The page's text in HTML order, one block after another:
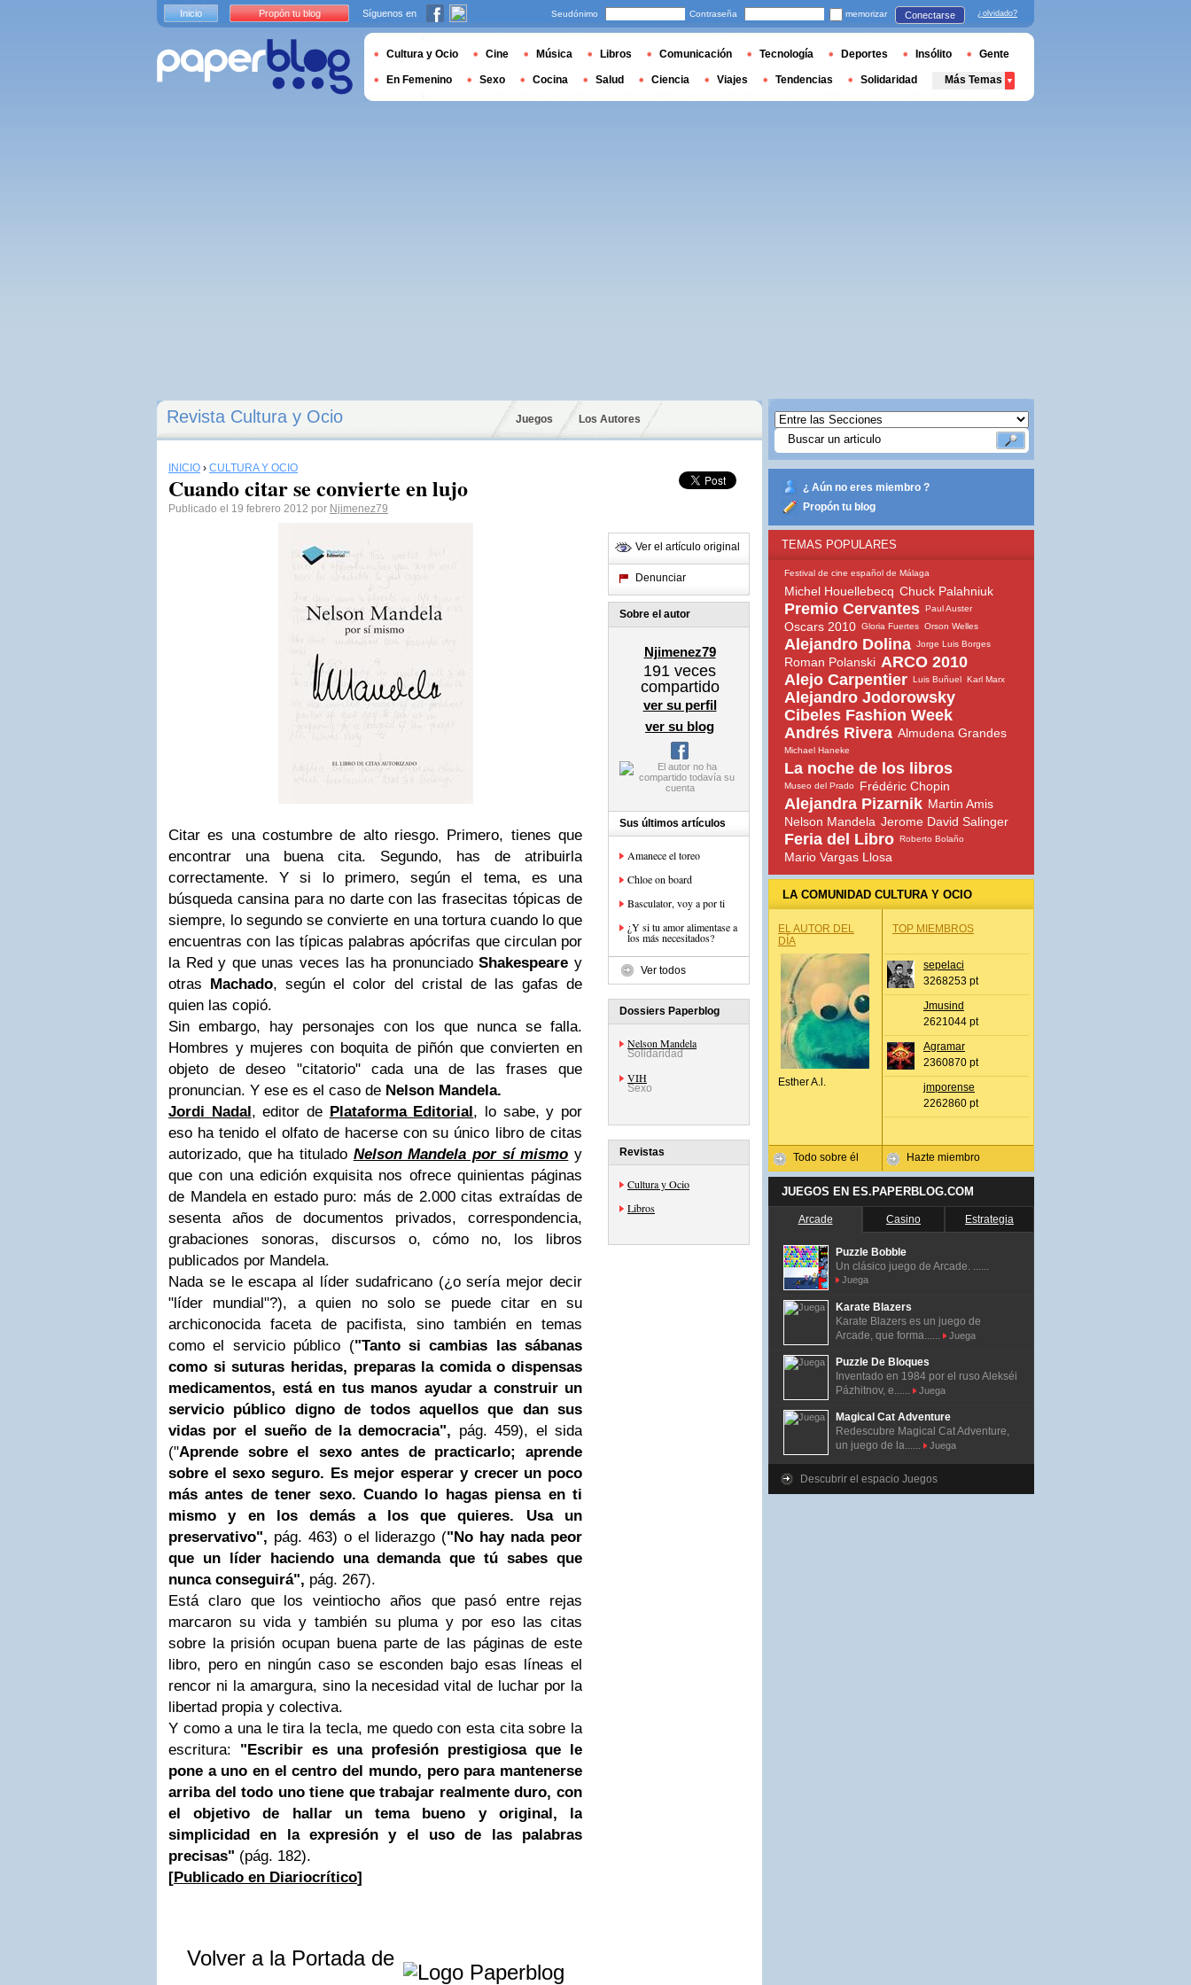
Revista Cultura y Ocio Juegos Los Autores
INICIO › CULTURA Y OCIO
Cuando citar se convierte en lujo
Publicado el 19 febrero 2012 por Njimenez79
Citar es una costumbre de alto riesgo. Primero, tienes que
encontrar una buena cita. Segundo, has de atribuirla
correctamente. Y si lo primero, según el tema, es una
búsqueda cansina para no darte con las frasecitas tópicas de
siempre, lo segundo se convierte en una tortura cuando lo que
encuentras con las típicas palabras apócrifas que circulan por
la Red y que unas veces las ha pronunciadoShakespearey
otras Machado, según el color del cristal de las gafas de
quien las copió.
Sin embargo, hay personajes con los que nunca se falla.
Hombres y mujeres con boquita de piñón que convierten en
objeto de deseo "citatorio" cada una de las frases que
pronuncian. Y ese es el caso de Nelson Mandela.
Jordi Nadal, editor de Plataforma Editorial, lo sabe, y por
eso ha tenido el olfato de hacerse con su único libro de citas
autorizado, que ha titulado Nelson Mandela por sí mismo y
que con una edición exquisita nos ofrece quinientas páginas
de Mandela en estado puro: más de 2.000 citas extraídas de
sesenta años de documentos privados, correspondencia,
grabaciones sonoras, discursos o, cómo no, los libros
publicados por Mandela.
Nada se le escapa al líder sudafricano (¿o sería mejor decir
"líder mundial"?), a quien no solo se puede citar en su
archiconocida faceta de pacifista, sino también en temas
como el servicio público ("Tanto si cambias las sábanas
como si suturas heridas, preparas la comida o dispensas
medicamentos, está en tus manos ayudar a construir un
servicio público digno de todos aquellos que dan sus
vidas por el sueño de la democracia", pág. 459), el sida
("Aprende sobre el sexo antes de practicarlo; aprende
sobre el sexo seguro. Es mejor esperar y crecer un poco
más antes de tener sexo. Cuando lo hagas piensa en ti
mismo y en los demás a los que quieres. Usa un
preservativo", pág. 463) o el liderazgo ("No hay nada peor
que un líder haciendo una demanda que tú sabes que
nunca conseguirá", pág. 267).
Está claro que los veintiocho años que pasó entre rejas
marcaron su vida y también su pluma y por eso las citas
sobre la prisión ocupan buena parte de las páginas de este
libro, pero en ningún caso se esconden bajo esas líneas el
rencor ni la amargura, sino la necesidad vital de luchar por la
libertad propia y colectiva.
Y como a una le tira la tecla, me quedo con esta cita sobre la
escritura: "Escribir es una profesión prestigiosa que le
pone a uno en el centro del mundo, pero para mantenerse
arriba del todo uno tiene que trabajar realmente duro, con
el objetivo de hallar un tema bueno y original, la
simplicidad en la expresión y el uso de las palabras
precisas" (pág. 182).
[Publicado en Diariocrítico]
Volver a la Portada de
Ver el artículo original
Denunciar
Sobre el autor
Njimenez79
191 veces
compartido
ver su perfil
ver su blog
Sus últimos artículos
Amanece el toreo
Chloe on board
Basculator, voy a por ti
¿Y si tu amor alimentase a
los más necesitados?
Ver todos
Dossiers Paperblog
Nelson Mandela
Solidaridad
VIH
Sexo
Revistas
Cultura y Ocio
Libros
¿ Aún no eres miembro ?
Propón tu blog
TEMAS POPULARES
Festival de cine español de Málaga
Michel Houellebecq Chuck Palahniuk
Premio Cervantes Paul Auster
Oscars 2010 Gloria Fuertes Orson Welles
Alejandro Dolina Jorge Luis Borges
Roman Polanski ARCO 2010
Alejo Carpentier Luis Buñuel Karl Marx
Alejandro Jodorowsky
Cibeles Fashion Week
Andrés Rivera Almudena Grandes
Michael Haneke
La noche de los libros
Museo del Prado Frédéric Chopin
Alejandra Pizarnik Martin Amis
Nelson Mandela Jerome David Salinger
Feria del Libro Roberto Bolaño
Mario Vargas Llosa
LA COMUNIDAD CULTURA Y OCIO
EL AUTOR DEL
DÍA
Esther A.l.
Todo sobre él
TOP MIEMBROS
sepelaci
3268253 pt
Jmusind
2621044 pt
Agramar
2360870 pt
jmporense
2262860 pt
Hazte miembro
JUEGOS EN ES.PAPERBLOG.COM
Arcade Casino Estrategia
Puzzle Bobble
Un clásico juego de Arcade. ......
Juega
Karate Blazers
Karate Blazers es un juego de
Arcade, que forma......
Juega
Puzzle De Bloques
Inventado en 1984 por el ruso Alekséi
Pázhitnov, e......
Juega
Magical Cat Adventure
Redescubre Magical Cat Adventure,
un juego de la......
Juega
Descubrir el espacio Juegos
Inicio Propón tu blog Síguenos en Seudónimo Contraseña memorizar Conectarse ¿olvidado?
Cultura y Ocio Cine Música Libros Comunicación Tecnología Deportes Insólito Gente
En Femenino Sexo Cocina Salud Ciencia Viajes Tendencias Solidaridad Más Temas